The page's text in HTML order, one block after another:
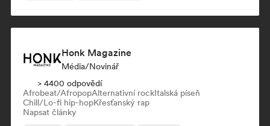
Honk Magazine
Média/novinář
> 4400 odpovědí
Afrobeat/AfropopAlternativní rockItalská píseň
Chill/Lo-fi hip-hopKřesťanský rap
Napsat články